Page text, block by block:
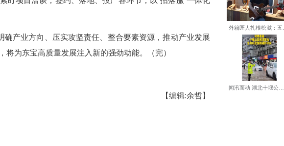
氟新材料产业基地项目，深度对接新能源材料、绿色化工产
板块。
非遗食品加工产业园项目，聚焦食品加工、大健康、“圣境山
造具有地域特色的健康食品集群。
货商业综合体智联仓配中心建设，以智慧商贸、智能物流提